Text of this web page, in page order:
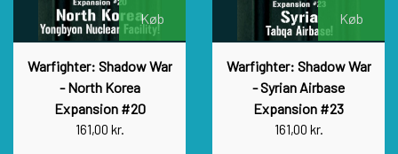
Køb
Warfighter: Shadow War
- North Korea
Expansion #20
161,00 kr.
Køb
Warfighter: Shadow War
- Syrian Airbase
Expansion #23
161,00 kr.